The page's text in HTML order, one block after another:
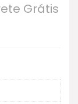
Grátis